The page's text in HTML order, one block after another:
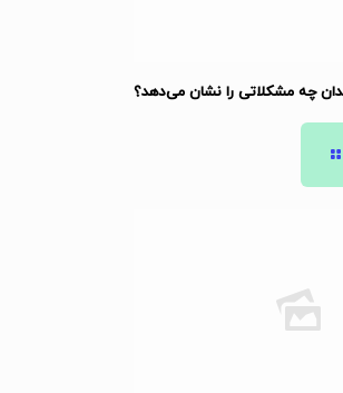
چه مشکلاتی را نشان می‌دهد؟